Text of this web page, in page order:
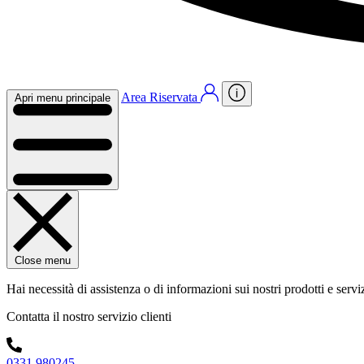
Apri menu principale Area Riservata
Close menu
Hai necessità di assistenza o di informazioni sui nostri prodotti e
Contatta il nostro servizio clienti